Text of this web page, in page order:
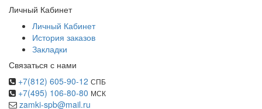
Личный Кабинет
Личный Кабинет
История заказов
Закладки
Связаться с нами
+7(812) 605-90-12 СПБ
+7(495) 106-80-80 МСК
zamki-spb@mail.ru